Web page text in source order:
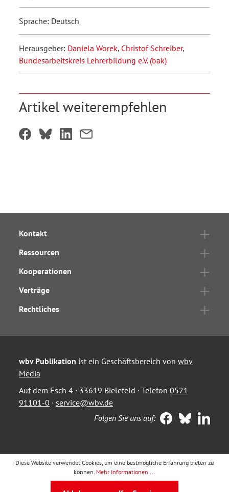
Sprache: Deutsch
Herausgeber: Daniela Worek, Christof Schreiber,
Bundesarbeitskreis Lehrerbildung e.V. (bak)
Artikel weiterempfehlen
Kontakt
Ressourcen
Kooperationen
Verträge
Rechtliches
wbv Publikation ist ein Geschäftsbereich von wbv
Media
Auf dem Esch 4 · 33619 Bielefeld · Telefon 0521
91101-0 · service@wbv.de
Folgen Sie uns auf:
Diese Website verwendet Cookies, um eine bestmögliche Erfahrung bieten zu
können. Mehr Informationen ...